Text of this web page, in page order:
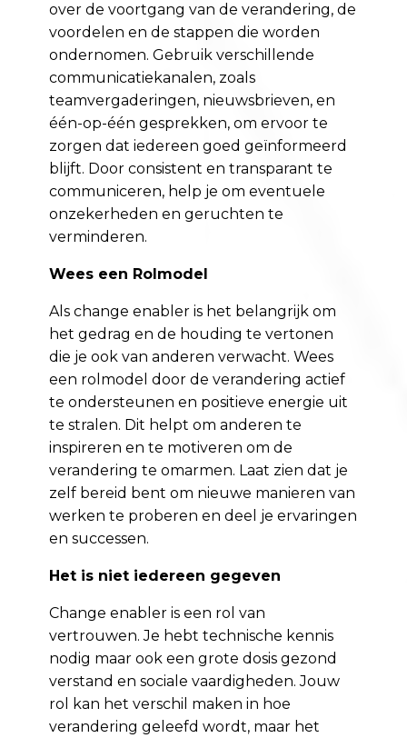
over de voortgang van de verandering, de
voordelen en de stappen die worden
ondernomen. Gebruik verschillende
communicatiekanalen, zoals
teamvergaderingen, nieuwsbrieven, en
één-op-één gesprekken, om ervoor te
zorgen dat iedereen goed geïnformeerd
blijft. Door consistent en transparant te
communiceren, help je om eventuele
onzekerheden en geruchten te
verminderen.
Wees een Rolmodel
Als change enabler is het belangrijk om
het gedrag en de houding te vertonen
die je ook van anderen verwacht. Wees
een rolmodel door de verandering actief
te ondersteunen en positieve energie uit
te stralen. Dit helpt om anderen te
inspireren en te motiveren om de
verandering te omarmen. Laat zien dat je
zelf bereid bent om nieuwe manieren van
werken te proberen en deel je ervaringen
en successen.
Het is niet iedereen gegeven
Change enabler is een rol van
vertrouwen. Je hebt technische kennis
nodig maar ook een grote dosis gezond
verstand en sociale vaardigheden. Jouw
rol kan het verschil maken in hoe
verandering geleefd wordt, maar het